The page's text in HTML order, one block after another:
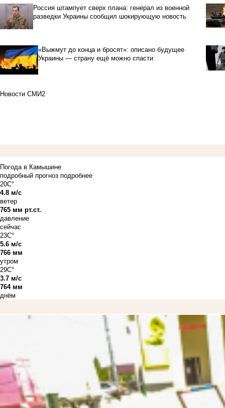
Россия штампует сверх плана: генерал из военной
разведки Украины сообщил шокирующую новость
«Выжмут до конца и бросят»: описано будущее
Украины — страну ещё можно спасти
Новости СМИ2
Погода в Камышине
подробный прогноз подробнее
20C°
4.8 м/с
ветер
765 мм рт.ст.
давление
сейчас
23C°
5.6 м/с
766 мм
утром
29C°
3.7 м/с
764 мм
днём